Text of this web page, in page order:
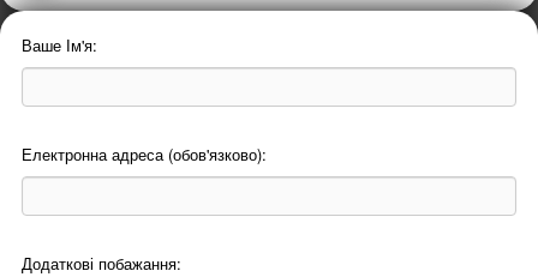
Ваше Ім'я:
Електронна адреса (обов'язково):
Додаткові побажання: